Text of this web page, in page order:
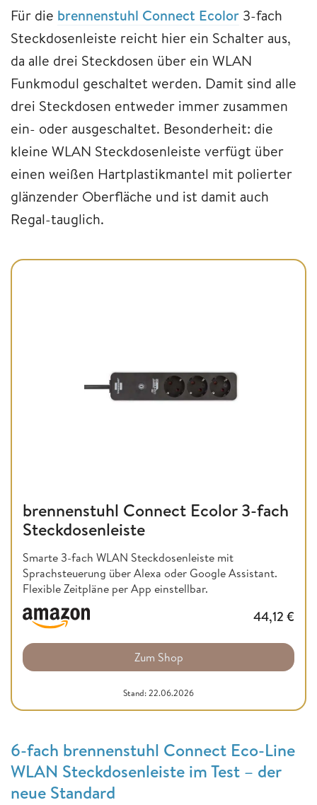
Für die brennenstuhl Connect Ecolor 3-fach
Steckdosenleiste reicht hier ein Schalter aus,
da alle drei Steckdosen über ein WLAN
Funkmodul geschaltet werden. Damit sind alle
drei Steckdosen entweder immer zusammen
ein- oder ausgeschaltet. Besonderheit: die
kleine WLAN Steckdosenleiste verfügt über
einen weißen Hartplastikmantel mit polierter
glänzender Oberfläche und ist damit auch
Regal-tauglich.
brennenstuhl Connect Ecolor 3-fach
Steckdosenleiste
Smarte 3-fach WLAN Steckdosenleiste mit
Sprachsteuerung über Alexa oder Google Assistant.
Flexible Zeitpläne per App einstellbar.
44,12 €
Zum Shop
Stand: 22.06.2026
6-fach brennenstuhl Connect Eco-Line
WLAN Steckdosenleiste im Test – der
neue Standard